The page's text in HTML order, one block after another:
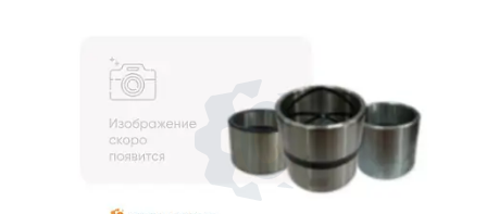
3D тур по производству
3D тур по складам
sksale@skdst.ru